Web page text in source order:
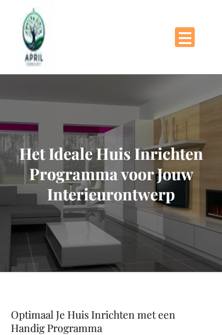
Het Ideale Huis Inrichten
Programma voor Jouw
Interieurontwerp
Optimaal Je Huis Inrichten met een
Handig Programma